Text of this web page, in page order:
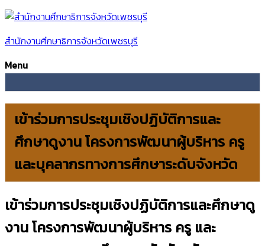
สำนักงานศึกษาธิการจังหวัดเพชรบุรี
Menu
เข้าร่วมการประชุมเชิงปฏิบัติการและ
ศึกษาดูงาน โครงการพัฒนาผู้บริหาร ครู
และบุคลากรทางการศึกษาระดับจังหวัด
เข้าร่วมการประชุมเชิงปฏิบัติการและศึกษาดู
งาน โครงการพัฒนาผู้บริหาร ครู และ